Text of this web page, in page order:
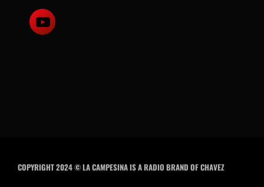
COPYRIGHT 2024 © LA CAMPESINA IS A RADIO BRAND OF CHAVEZ